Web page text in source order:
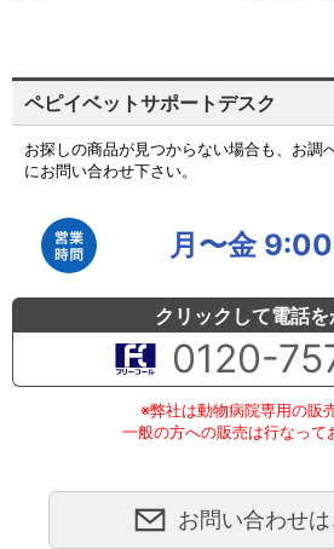
ペピイベットサポートデスク
お探しの商品が見つからない場合も、お調
にお問い合わせ下さい。
月〜金
クリックして電話を
0120-
※弊社は動物病院専用の販
一般の方への販売は行なって
お問い合わせは